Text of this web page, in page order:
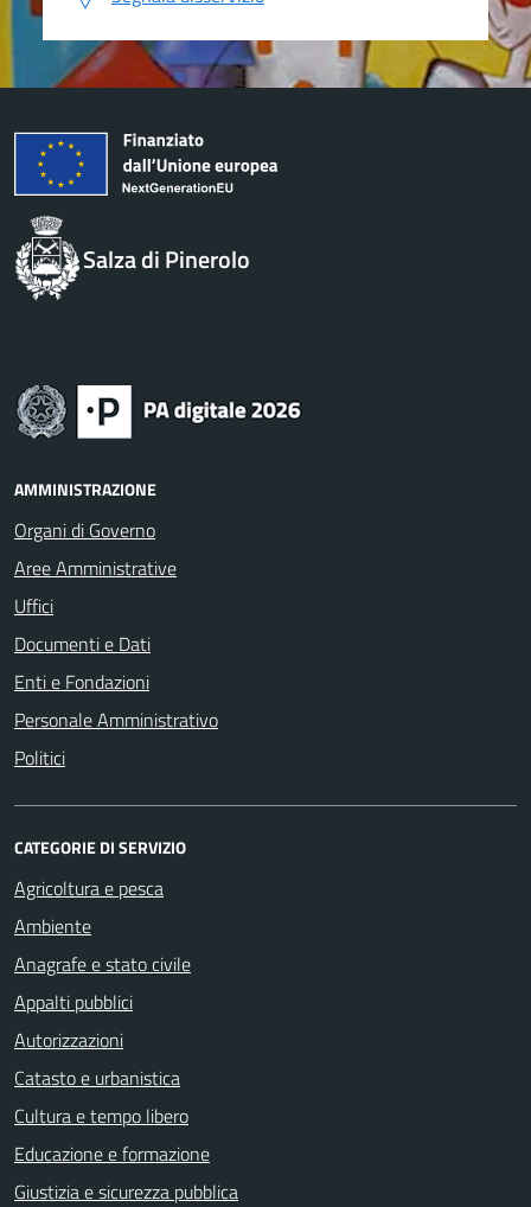
Salza di Pinerolo
AMMINISTRAZIONE
Organi di Governo
Aree Amministrative
Uffici
Documenti e Dati
Enti e Fondazioni
Personale Amministrativo
Politici
CATEGORIE DI SERVIZIO
Agricoltura e pesca
Ambiente
Anagrafe e stato civile
Appalti pubblici
Autorizzazioni
Catasto e urbanistica
Cultura e tempo libero
Educazione e formazione
Giustizia e sicurezza pubblica